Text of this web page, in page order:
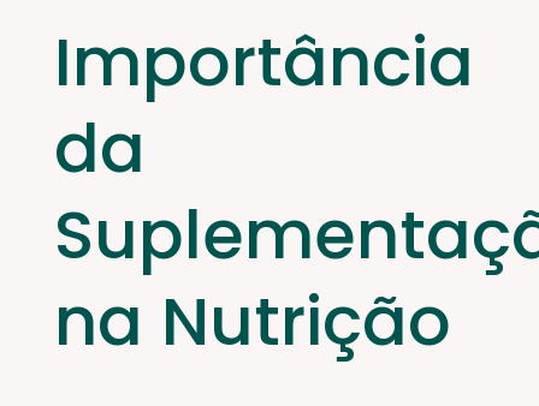
Importância
da
na Nutrição